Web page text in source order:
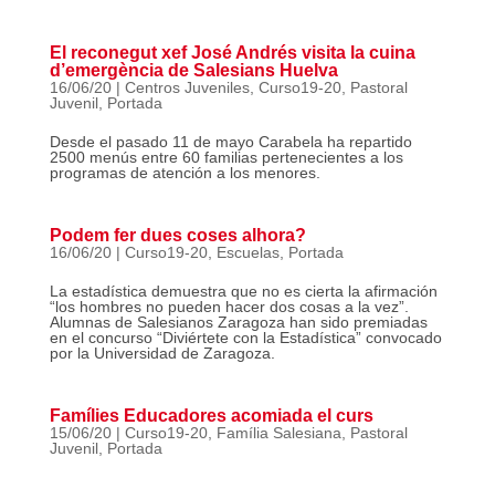
El reconegut xef José Andrés visita la cuina
d’emergència de Salesians Huelva
16/06/20| Centros Juveniles, Curso19-20, Pastoral
Juvenil, Portada
Desde el pasado 11 de mayo Carabela ha repartido
2500 menús entre 60 familias pertenecientes a los
programas de atención a los menores.
Podem fer dues coses alhora?
16/06/20| Curso19-20, Escuelas, Portada
La estadística demuestra que no es cierta la afirmación
“los hombres no pueden hacer dos cosas a la vez”.
Alumnas de Salesianos Zaragoza han sido premiadas
en el concurso “Diviértete con la Estadística” convocado
por la Universidad de Zaragoza.
Famílies Educadores acomiada el curs
15/06/20| Curso19-20, Família Salesiana
Pastoral
Juvenil, Portada